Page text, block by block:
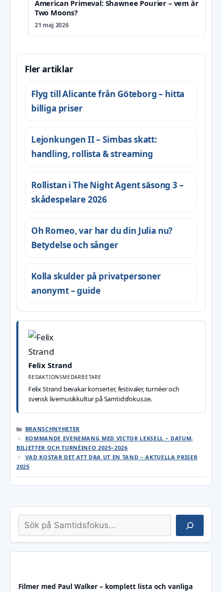
American Primeval: Shawnee Pourier – vem är
Two Moons?
21 maj 2026
Fler artiklar
Flyg till Alicante från Göteborg – hitta
billiga priser
Lejonkungen II – Simbas skatt:
handling, rollista & streaming
Rollistan i The Night Agent säsong 3 –
skådespelare 2026
Oh Romeo, var har du din Julia nu?
Betydelse och sånger
Kolla skulder på privatpersoner
anonymt – guide
Felix Strand
REDAKTIONSMEDARBETARE
Felix Strand bevakar konserter, festivaler, turnéer och
svensk livemusikkultur på Samtidsfokus.se.
KATEGORIER
BRANSCHNYHETER
KOMMANDE EVENEMANG MED VICTOR LEKSELL – DATUM,
BILJETTER OCH TURNÉINFO 2025–2026
VAD KOSTAR DET ATT DRA UT EN TAND – AKTUELLA PRISER
2025
Sök
Filmer med Paul Walker – komplett lista och vanliga